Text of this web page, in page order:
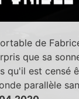
de
que sa
qu'il est censé
parallèle